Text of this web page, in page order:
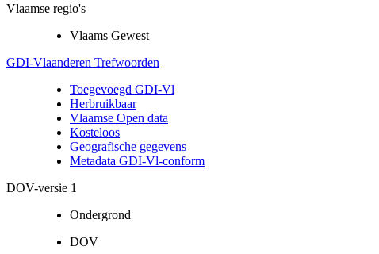
Vlaamse regio's
Vlaams Gewest
GDI-Vlaanderen Trefwoorden
Toegevoegd GDI-Vl
Herbruikbaar
Vlaamse Open data
Kosteloos
Geografische gegevens
Metadata GDI-Vl-conform
DOV-versie 1
Ondergrond
DOV